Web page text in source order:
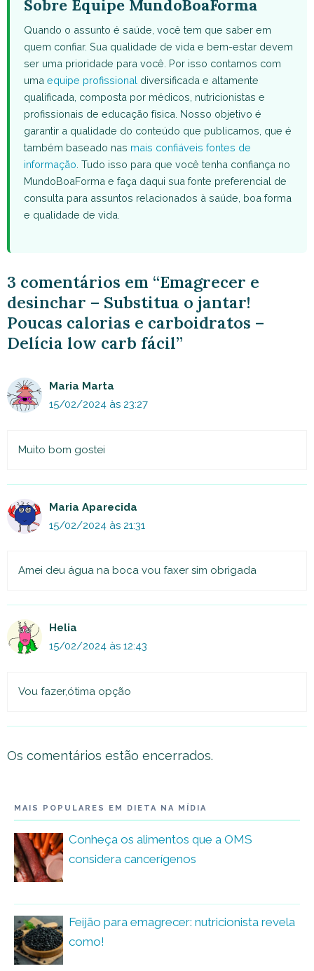
Sobre Equipe MundoBoaForma
Quando o assunto é saúde, você tem que saber em
quem confiar. Sua qualidade de vida e bem-estar devem
ser uma prioridade para você. Por isso contamos com
uma equipe profissional diversificada e altamente
qualificada, composta por médicos, nutricionistas e
profissionais de educação física. Nosso objetivo é
garantir a qualidade do conteúdo que publicamos, que é
também baseado nas mais confiáveis fontes de
informação. Tudo isso para que você tenha confiança no
MundoBoaForma e faça daqui sua fonte preferencial de
consulta para assuntos relacionados à saúde, boa forma
e qualidade de vida.
3 comentários em “Emagrecer e
desinchar – Substitua o jantar!
Poucas calorias e carboidratos –
Delícia low carb fácil”
Maria Marta
15/02/2024 às 23:27
Muito bom gostei
Maria Aparecida
15/02/2024 às 21:31
Amei deu água na boca vou faxer sim obrigada
Helia
15/02/2024 às 12:43
Vou fazer,ótima opção
Os comentários estão encerrados.
MAIS POPULARES EM DIETA NA MÍDIA
Conheça os alimentos que a OMS
considera cancerígenos
Feijão para emagrecer: nutricionista revela
como!